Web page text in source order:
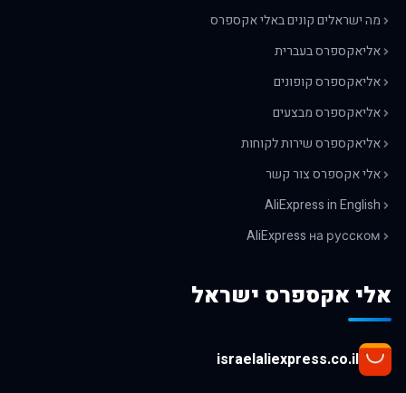
מה ישראלים קונים באלי אקספרס
אליאקספרס בעברית
אליאקספרס קופונים
אליאקספרס מבצעים
אליאקספרס שירות לקוחות
אלי אקספרס צור קשר
AliExpress in English
AliExpress на русском
אלי אקספרס ישראל
israelaliexpress.co.il